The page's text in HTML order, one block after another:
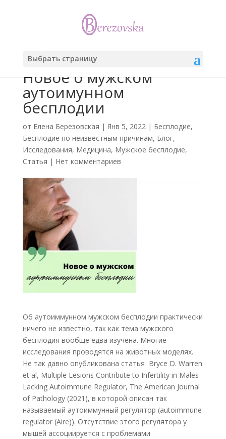
Выбрать страницу
Новое о мужском
аутоимунном
бесплодии
от Елена Березовская | Янв 5, 2022| Бесплодие,
Бесплодие по неизвестным причинам, Блог,
Исследования, Медицина, Мужское бесплодие,
Статья | Нет комментариев
Об аутоиммунном мужском бесплодии практически
ничего не известно, так как тема мужского
бесплодия вообще едва изучена. Многие
исследования проводятся на животных моделях.
Не так давно опубликована статья Bryce D. Warren
et al, Multiple Lesions Contribute to Infertility in Males
Lacking Autoimmune Regulator, The American Journal
of Pathology (2021), в которой описан так
называемый аутоиммунный регулятор (autoimmune
regulator (Aire)). Отсутствие этого регулятора у
мышей ассоциируется с проблемами